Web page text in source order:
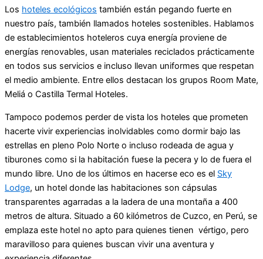
Los hoteles ecológicos también están pegando fuerte en
nuestro país, también llamados hoteles sostenibles. Hablamos
de establecimientos hoteleros cuya energía proviene de
energías renovables, usan materiales reciclados prácticamente
en todos sus servicios e incluso llevan uniformes que respetan
el medio ambiente. Entre ellos destacan los grupos Room Mate,
Meliá o Castilla Termal Hoteles.
Tampoco podemos perder de vista los hoteles que prometen
hacerte vivir experiencias inolvidables como dormir bajo las
estrellas en pleno Polo Norte o incluso rodeada de agua y
tiburones como si la habitación fuese la pecera y lo de fuera el
mundo libre. Uno de los últimos en hacerse eco es el Sky
Lodge, un hotel donde las habitaciones son cápsulas
transparentes agarradas a la ladera de una montaña a 400
metros de altura. Situado a 60 kilómetros de Cuzco, en Perú, se
emplaza este hotel no apto para quienes tienen vértigo, pero
maravilloso para quienes buscan vivir una aventura y